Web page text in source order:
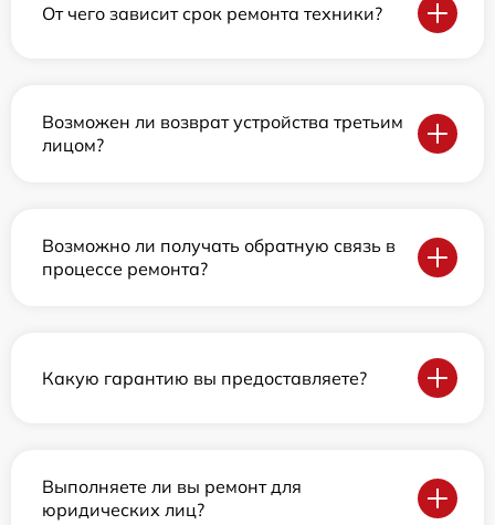
От чего зависит срок ремонта техники?
Возможен ли возврат устройства третьим
лицом?
Возможно ли получать обратную связь в
процессе ремонта?
Какую гарантию вы предоставляете?
Выполняете ли вы ремонт для
юридических лиц?